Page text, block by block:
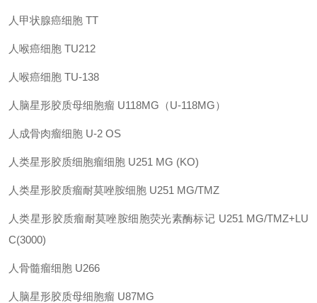
人甲状腺癌细胞 TT
人喉癌细胞 TU212
人喉癌细胞 TU-138
人脑星形胶质母细胞瘤 U118MG（U-118MG）
人成骨肉瘤细胞 U-2 OS
人类星形胶质细胞瘤细胞 U251 MG (KO)
人类星形胶质瘤耐莫唑胺细胞 U251 MG/TMZ
人类星形胶质瘤耐莫唑胺细胞荧光素酶标记 U251 MG/TMZ+LU
C(3000)
人骨髓瘤细胞 U266
人脑星形胶质母细胞瘤 U87MG